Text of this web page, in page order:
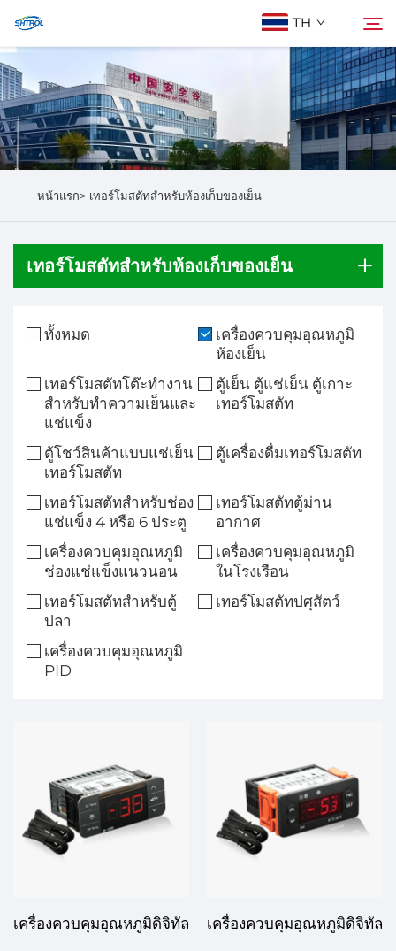
TH
เกี่ยวกับเรา
ผลิตภัณฑ์
ค้นหา
หน้าแรก> เทอร์โมสตัทสำหรับห้องเก็บของเย็น
เทอร์โมสตัทสำหรับห้องเก็บของเย็น
ทั้งหมด
เครื่องควบคุมอุณหภูมิ
ห้องเย็น
เทอร์โมสตัทโต๊ะทำงาน
สำหรับทำความเย็นและ
แช่แข็ง
ตู้เย็น ตู้แช่เย็น ตู้เกาะ​
เทอร์โมสตัท
ตู้โชว์สินค้าแบบแช่เย็น
เทอร์โมสตัท
ตู้เครื่องดื่มเทอร์โมสตัท
เทอร์โมสตัทสำหรับช่อง
แช่แข็ง 4 หรือ 6 ประตู
เทอร์โมสตัทตู้ม่าน
อากาศ
เครื่องควบคุมอุณหภูมิ
ช่องแช่แข็งแนวนอน
เครื่องควบคุมอุณหภูมิ
ในโรงเรือน
เทอร์โมสตัทสำหรับตู้
ปลา
เทอร์โมสตัทปศุสัตว์
เครื่องควบคุมอุณหภูมิ
PID
เครื่องควบคุมอุณหภูมิดิจิทัล
เครื่องควบคุมอุณหภูมิดิจิทัล